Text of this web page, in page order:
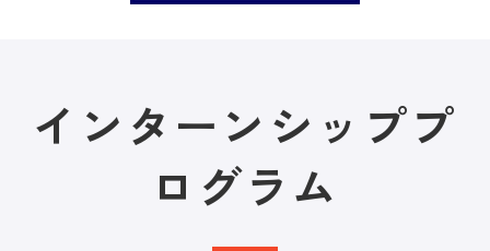
インターンシッププ
ログラム